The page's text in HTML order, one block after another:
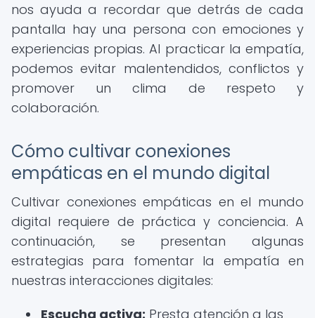
nos ayuda a recordar que detrás de cada
pantalla hay una persona con emociones y
experiencias propias. Al practicar la empatía,
podemos evitar malentendidos, conflictos y
promover un clima de respeto y
colaboración.
Cómo cultivar conexiones
empáticas en el mundo digital
Cultivar conexiones empáticas en el mundo
digital requiere de práctica y conciencia. A
continuación, se presentan algunas
estrategias para fomentar la empatía en
nuestras interacciones digitales:
Escucha activa: Presta atención a las